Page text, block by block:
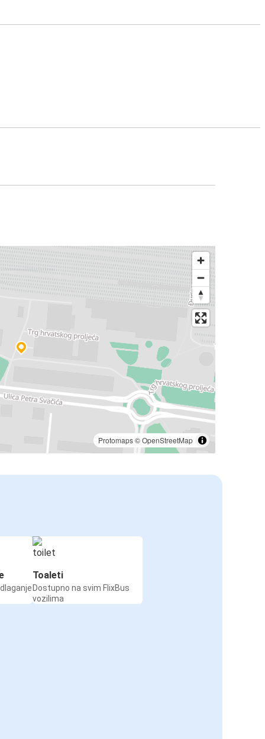
Protomaps©OpenStreetMap
Toaleti
Dostupno na svim FlixBus
vozilima